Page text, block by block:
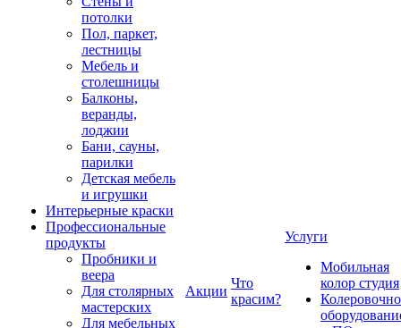
потолки
Пол, паркет,
лестницы
Мебель и
столешницы
Балконы,
веранды,
лоджии
Бани, сауны,
парилки
Детская мебель
и игрушки
Интерьерные краски
Профессиональные
продукты
Пробники и
веера
Для столярных
мастерских
Для мебельных
Акции
Что
красим?
Услуги
Мобильная
колор студия